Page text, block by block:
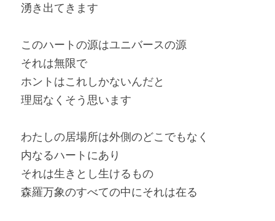
湧き出てきます
このハートの源はユニバースの源
それは無限で
ホントはこれしかないんだと
理屈なくそう思います
わたしの居場所は外側のどこでもなく
内なるハートにあり
それは生きとし生けるもの
森羅万象のすべての中にそれは在る